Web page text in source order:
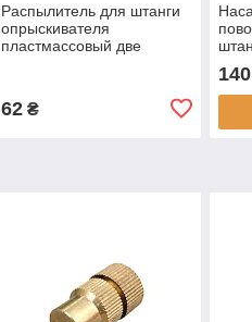
Распылитель для штанги
опрыскивателя
пластмассовый две
62₴
140